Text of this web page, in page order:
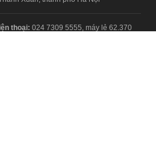
thoại: 024 7309 5555, máy lẻ 62.370